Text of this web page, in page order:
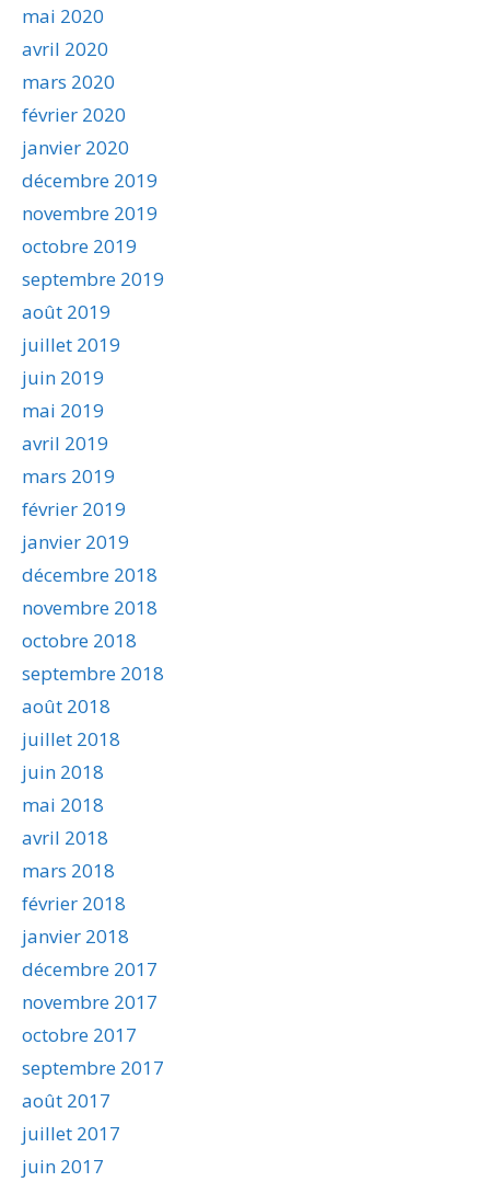
mai 2020
avril 2020
mars 2020
février 2020
janvier 2020
décembre 2019
novembre 2019
octobre 2019
septembre 2019
août 2019
juillet 2019
juin 2019
mai 2019
avril 2019
mars 2019
février 2019
janvier 2019
décembre 2018
novembre 2018
octobre 2018
septembre 2018
août 2018
juillet 2018
juin 2018
mai 2018
avril 2018
mars 2018
février 2018
janvier 2018
décembre 2017
novembre 2017
octobre 2017
septembre 2017
août 2017
juillet 2017
juin 2017